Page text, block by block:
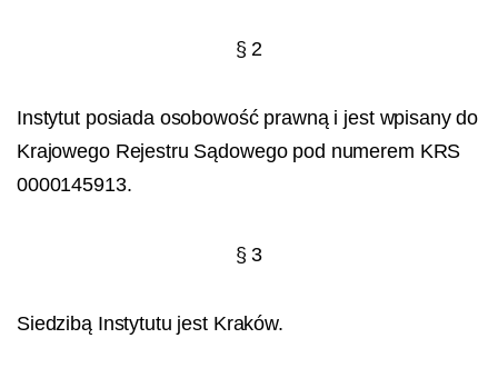
§ 2
Instytut posiada osobowość prawną i jest wpisany do
Krajowego Rejestru Sądowego pod numerem KRS
0000145913.
§ 3
Siedzibą Instytutu jest Kraków.